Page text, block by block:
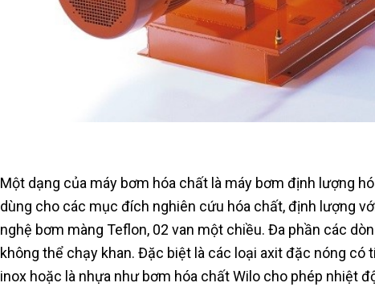
Một dạng của máy bơm hóa chất là máy bơm định lượng
dùng cho các mục đích nghiên cứu hóa chất, định lượng
nghệ bơm màng Teflon, 02 van một chiều. Đa phần các
không thể chạy khan. Đặc biệt là các loại axit đặc nóng có
inox hoặc là nhựa như bơm hóa chất Wilo cho phép nhiệt